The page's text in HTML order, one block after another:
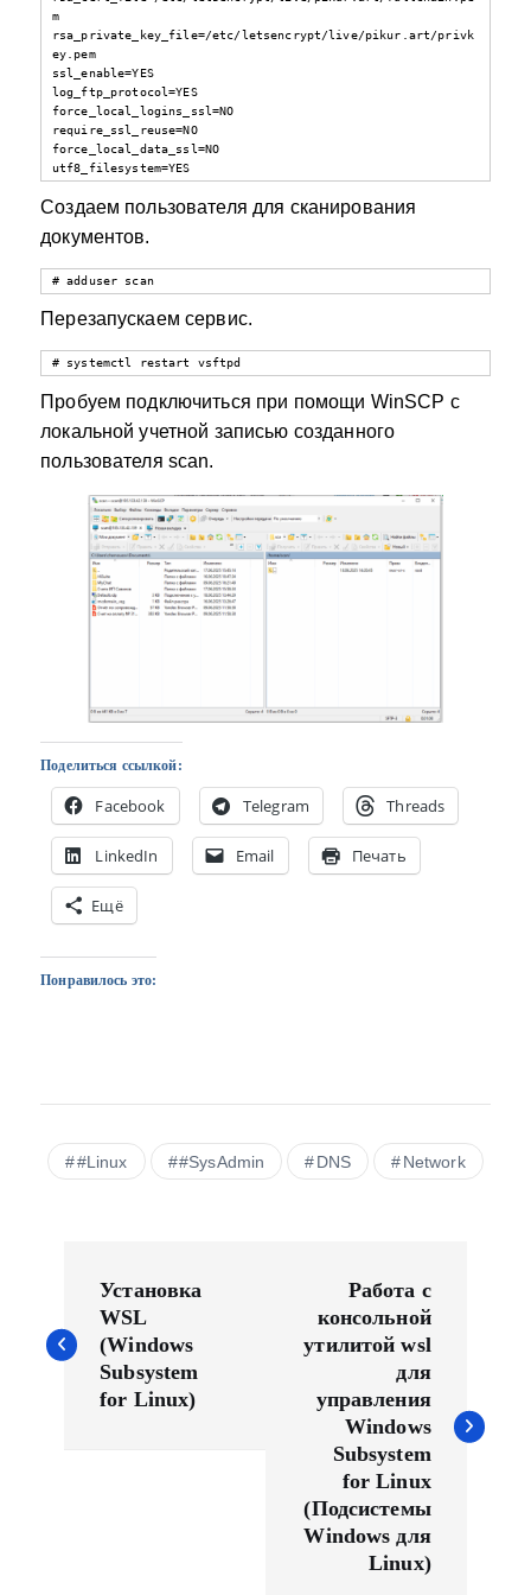
m
rsa_private_key_file=/etc/letsencrypt/live/pikur.art/privk
ey.pem
ssl_enable=YES
log_ftp_protocol=YES
force_local_logins_ssl=NO
require_ssl_reuse=NO
force_local_data_ssl=NO
utf8_filesystem=YES
Создаем пользователя для сканирования
документов.
# adduser scan
Перезапускаем сервис.
# systemctl restart vsftpd
Пробуем подключиться при помощи WinSCP с
локальной учетной записью созданного
пользователя scan.
Поделиться ссылкой:
Facebook Telegram Threads
LinkedIn Email Печать
Ещё
Понравилось это:
#Linux #SysAdmin DNS Network
и
Установка
WSL
(Windows
Subsystem
for Linux)
Работа с
консольной
утилитой wsl
для
управления
Windows
Subsystem
for Linux
(Подсистемы
Windows для
Linux)